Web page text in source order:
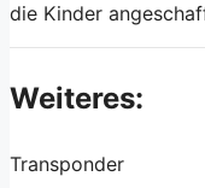
die Kinder
Weiteres:
Transponder